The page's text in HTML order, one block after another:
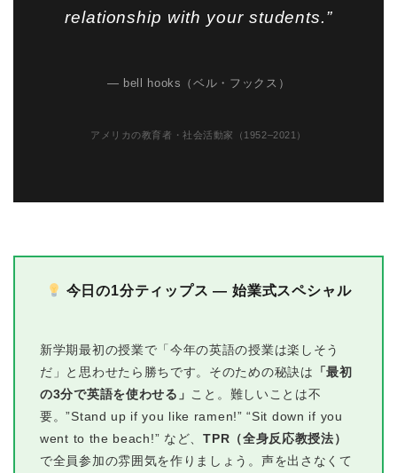
relationship with your students.”
— bell hooks（ベル・フックス）
アメリカの教育者・社会活動家（1952–2021）
今日の1分ティップス — 始業式スペシャル
新学期最初の授業で「今年の英語の授業は楽しそう
だ」と思わせたら勝ちです。そのための秘訣は
「最初
の3分で英語を使わせる」 こと。難しいことは不
要。”Stand up if you like ramen!” “Sit down if you
went to the beach!” など、TPR（全身反応教授法）
で全員参加の雰囲気を作りましょう。声を出さなくて